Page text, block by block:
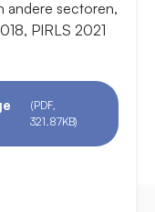
andere sectoren,
PIRLS 2021
(PDF,
321.87KB)